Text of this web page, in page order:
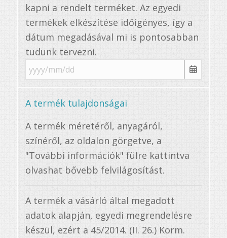
kapni a rendelt terméket. Az egyedi
termékek elkészítése időigényes, így a
dátum megadásával mi is pontosabban
tudunk tervezni.
A termék tulajdonságai
A termék méretéről, anyagáról,
színéről, az oldalon görgetve, a
"További információk" fülre kattintva
olvashat bővebb felvilágosítást.
A termék a vásárló által megadott
adatok alapján, egyedi megrendelésre
készül, ezért a 45/2014. (II. 26.) Korm.